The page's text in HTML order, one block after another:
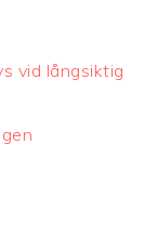
vid långsiktig